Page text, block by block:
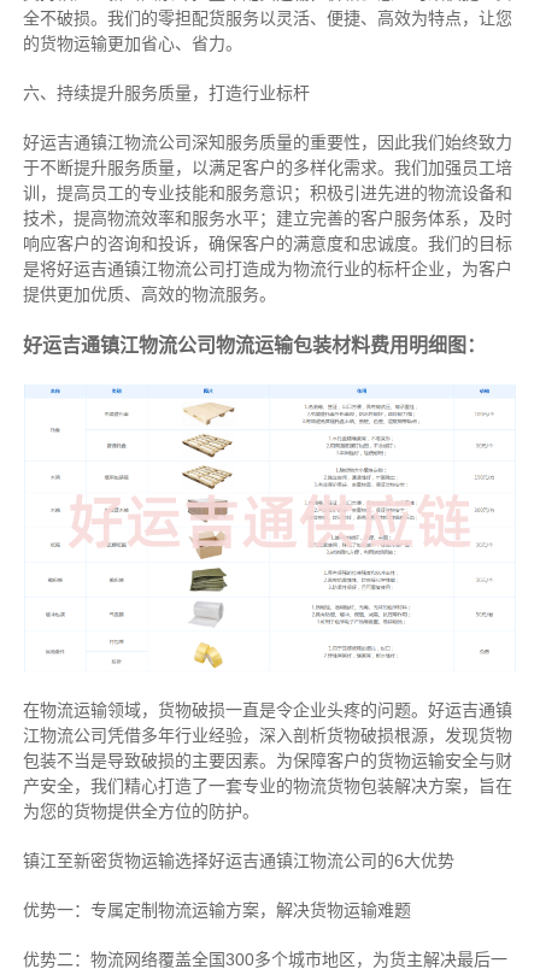
全不破损。我们的零担配货服务以灵活、便捷、高效为特点，让您
的货物运输更加省心、省力。
六、持续提升服务质量，打造行业标杆
好运吉通镇江物流公司深知服务质量的重要性，因此我们始终致力
于不断提升服务质量，以满足客户的多样化需求。我们加强员工培
训，提高员工的专业技能和服务意识；积极引进先进的物流设备和
技术，提高物流效率和服务水平；建立完善的客户服务体系，及时
响应客户的咨询和投诉，确保客户的满意度和忠诚度。我们的目标
是将好运吉通镇江物流公司打造成为物流行业的标杆企业，为客户
提供更加优质、高效的物流服务。
好运吉通镇江物流公司物流运输包装材料费用明细图：
在物流运输领域，货物破损一直是令企业头疼的问题。好运吉通镇
江物流公司凭借多年行业经验，深入剖析货物破损根源，发现货物
包装不当是导致破损的主要因素。为保障客户的货物运输安全与财
产安全，我们精心打造了一套专业的物流货物包装解决方案，旨在
为您的货物提供全方位的防护。
镇江至新密货物运输选择好运吉通镇江物流公司的6大优势
优势一：专属定制物流运输方案，解决货物运输难题
优势二：物流网络覆盖全国300多个城市地区，为货主解决最后一